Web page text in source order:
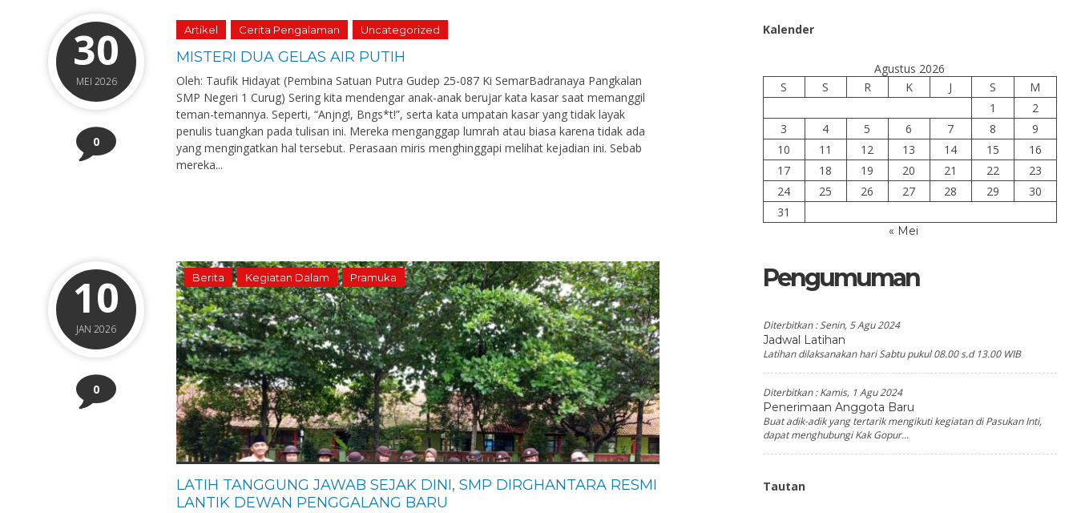
30
MEI 2026
0
Artikel Cerita Pengalaman Uncategorized
MISTERI DUA GELAS AIR PUTIH
Oleh: Taufik Hidayat (Pembina Satuan Putra Gudep 25-087 Ki SemarBadranaya Pangkalan
SMP Negeri 1 Curug) Sering kita mendengar anak-anak berujar kata kasar saat memanggil
teman-temannya. Seperti, “Anjng!, Bngs*t!”, serta kata umpatan kasar yang tidak layak
penulis tuangkan pada tulisan ini. Mereka menganggap lumrah atau biasa karena tidak ada
yang mengingatkan hal tersebut. Perasaan miris menghinggapi melihat kejadian ini. Sebab
mereka...
10
JAN 2026
0
Berita Kegiatan Dalam Pramuka
LATIH TANGGUNG JAWAB SEJAK DINI, SMP DIRGHANTARA RESMI
LANTIK DEWAN PENGGALANG BARU
Kalender
Agustus 2026
S
S R K J S
M
1
2
3
4 5 6 7 8
9
10
11 12 13 14 15
16
17
18 19 20 21 22
23
24
25 26 27 28 29
30
31
« Mei
Pengumuman
Diterbitkan :Senin, 5 Agu 2024
Jadwal Latihan
Latihan dilaksanakan hari Sabtu pukul 08.00 s.d 13.00 WIB
Diterbitkan :Kamis, 1 Agu 2024
Penerimaan Anggota Baru
Buat adik-adik yang tertarik mengikuti kegiatan di Pasukan Inti,
dapat menghubungi Kak Gopur...
Tautan